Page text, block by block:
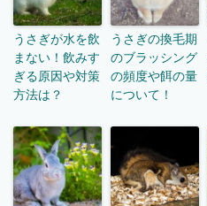
うさぎが水を飲
まない！飲みす
ぎる原因や対策
方法は？
うさぎの換毛期
のブラッシング
の頻度や餌の量
について！